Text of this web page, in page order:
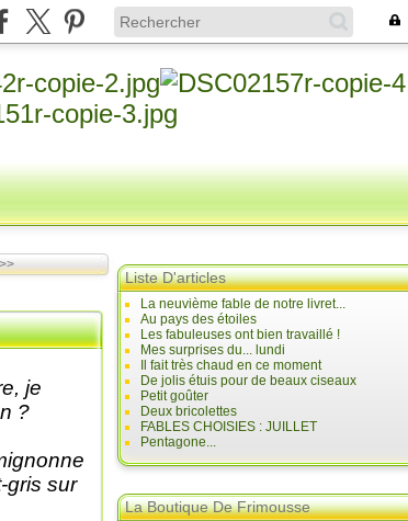
je
?
gris sur
Liste D'articles
La neuvième fable de notre livret...
Au pays des étoiles
Les fabuleuses ont bien travaillé !
Mes surprises du... lundi
Il fait très chaud en ce moment
De jolis étuis pour de beaux ciseaux
Petit goûter
Deux bricolettes
FABLES CHOISIES : JUILLET
Pentagone...
La Boutique De Frimousse